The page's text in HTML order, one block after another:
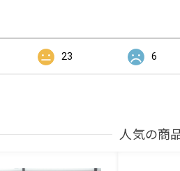
23 6
人気の商